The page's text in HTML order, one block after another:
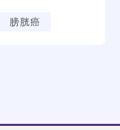
膀胱癌